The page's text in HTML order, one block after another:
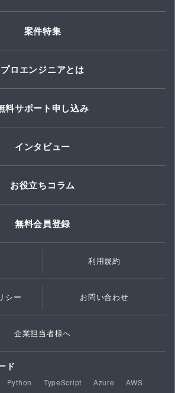
案件特集
プロエンジニアとは
料サポート申し込み
インタビュー
お役立ちコラム
無料会員登録
利用規約
シー お問い合わせ
企業担当者様へ
ド
Python TypeScript Azure
AWS